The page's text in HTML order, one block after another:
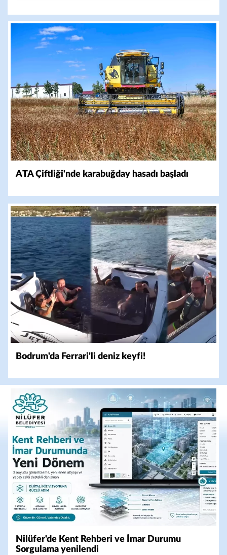
ATA Çiftliği'nde karabuğday hasadı başladı
Bodrum'da Ferrari'li deniz keyfi!
Nilüfer'de Kent Rehberi ve İmar Durumu
Sorgulama yenilendi